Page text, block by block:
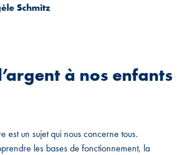
Schmitz
à nos enfants
est un sujet qui nous concerne tous.
les bases de fonctionnement, la